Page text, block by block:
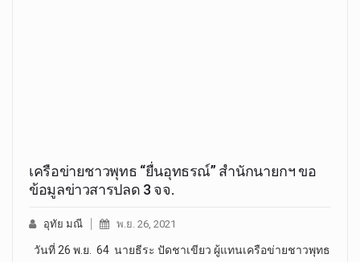
เครือข่ายชาวพุทธ “ยื่นอุทธรณ์” สำนักนายกฯ ขอ
ข้อมูลข่าวสารปลด 3 จจ.
อุทัย มณี พ.ย. 26, 2021
วันที่ 26 พ.ย. 64 นายธีระ ปัดชาเขียว ผู้แทนเครือข่ายชาวพุทธ